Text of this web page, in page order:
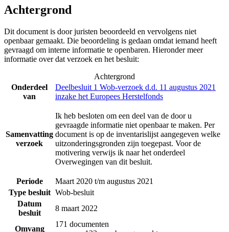
Achtergrond
Dit document is door juristen beoordeeld en vervolgens niet
openbaar gemaakt. Die beoordeling is gedaan omdat iemand heeft
gevraagd om interne informatie te openbaren. Hieronder meer
informatie over dat verzoek en het besluit:
Achtergrond
Onderdeel
van
Deelbesluit 1 Wob-verzoek d.d. 11 augustus 2021
inzake het Europees Herstelfonds
Samenvatting
verzoek
Ik heb besloten om een deel van de door u
gevraagde informatie niet openbaar te maken. Per
document is op de inventarislijst aangegeven welke
uitzonderingsgronden zijn toegepast. Voor de
motivering verwijs ik naar het onderdeel
Overwegingen van dit besluit.
Periode
Maart 2020 t/m augustus 2021
Type besluit Wob-besluit
Datum
besluit
8 maart 2022
Omvang
171 documenten